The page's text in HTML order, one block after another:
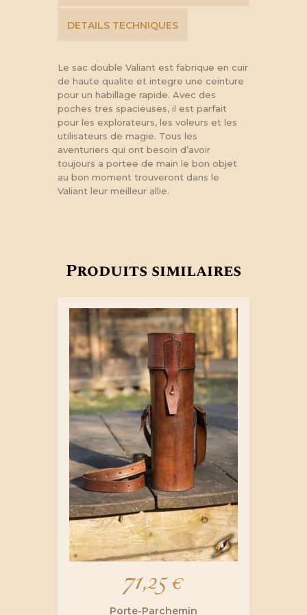
DETAILS TECHNIQUES
Le sac double Valiant est fabrique en cuir
de haute qualite et integre une ceinture
pour un habillage rapide. Avec des
poches tres spacieuses, il est parfait
pour les explorateurs, les voleurs et les
utilisateurs de magie. Tous les
aventuriers qui ont besoin d’avoir
toujours a portee de main le bon objet
au bon moment trouveront dans le
Valiant leur meilleur allie.
Produits similaires
71,25€
Porte-Parchemin